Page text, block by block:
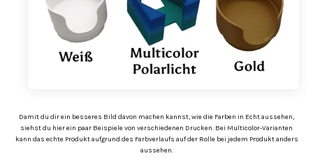
Damit du dir ein besseres Bild davon machen kannst, wie die Farben in Echt aussehen,
siehst du hier ein paar Beispiele von verschiedenen Drucken. Bei Multicolor-Varianten
kann das echte Produkt aufgrund des Farbverlaufs auf der Rolle bei jedem Produkt anders
aussehen.